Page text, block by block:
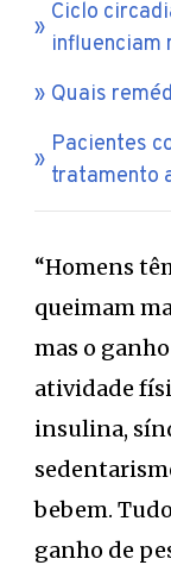
Ciclo
influenciam
Quais
Pacientes
tratamento
“Homens
queimam
mas o
atividade
insulina,
bebem.
ganho de